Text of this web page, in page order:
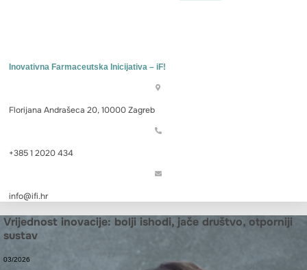
Inovativna Farmaceutska Inicijativa – iF!
Florijana Andrašeca 20, 10000 Zagreb
+385 1 2020 434
info@ifi.hr
Vrijednost inovacije: bolji ishodi, jače društvo, otporniji
sustav
03/2026